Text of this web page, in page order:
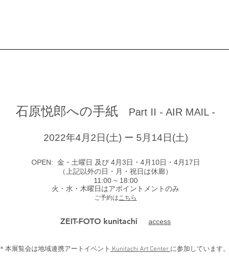
石原悦郎への手紙 Part II - AIR MAIL -
2022年4月2日(土) ー 5月14日(土)
OPEN: 金・土曜日 及び 4月3日・4月10日・4月17日
​（上記以外の日・月・祝日は休廊）
11:00 ~ 18:00
火・水・木曜日はアポイントメントのみ
​ご予約はこちら
ZEIT-FOTO kunitachi access
＊本展覧会は地域連携アートイベント Kunitachi Art Center に参加しています。